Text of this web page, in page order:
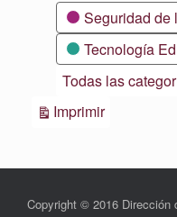
Seguridad de
Tecnología
Todas las
ImprimirVistas
Copyright © 2016 Dirección